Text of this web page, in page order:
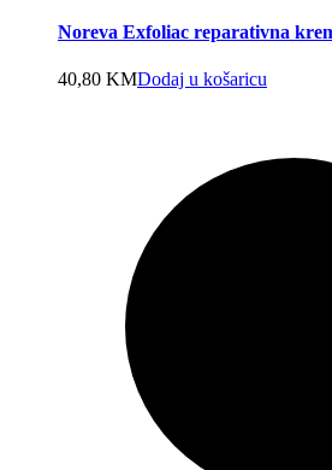
Noreva Exfoliac reparativna
40,80 KMDodaj u košaricu